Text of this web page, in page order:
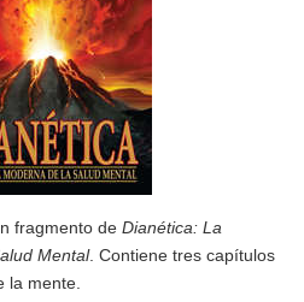
fragmento de Dianética: La
Mental. Contiene tres capítulos
la mente.